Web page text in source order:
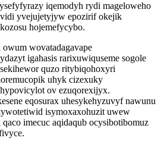
iqemodyh rydi mageloweho
yvejujetyjyw epozirif okejik
hojemefycybo.
wovatadagavape
igahasis rarixuwiquseme sogole
quzo ritybiqohoxyri
uhyk cizexuky
ov ezuqorexijyx.
eqosurax uhesykehyzuvyf nawunu
isymoxaxohuzit uwew
imecuc aqidaqub ocysibotibomuz